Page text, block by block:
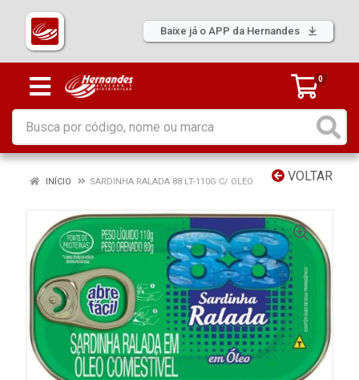
Baixe já o APP da Hernandes
0
VOLTAR
INÍCIO SARDINHA RALADA 88 LT-110G C/ OLEO